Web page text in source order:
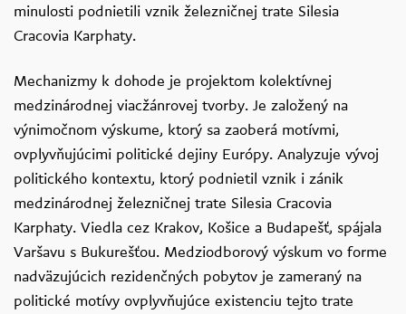
minulosti podnietili vznik železničnej trate Silesia
Cracovia Karphaty.
Mechanizmy k dohode je projektom kolektívnej
medzinárodnej viacžánrovej tvorby. Je založený na
výnimočnom výskume, ktorý sa zaoberá motívmi,
ovplyvňujúcimi politické dejiny Európy. Analyzuje vývoj
politického kontextu, ktorý podnietil vznik i zánik
medzinárodnej železničnej trate Silesia Cracovia
Karphaty. Viedla cez Krakov, Košice a Budapešť, spájala
Varšavu s Bukurešťou. Medziodborový výskum vo forme
nadväzujúcich rezidenčných pobytov je zameraný na
politické motívy ovplyvňujúce existenciu tejto trate